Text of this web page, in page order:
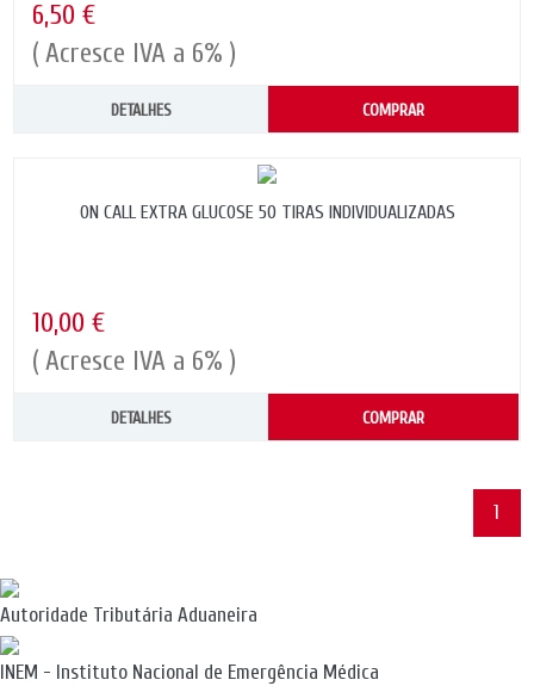
6,50 €
( Acresce IVA a 6% )
DETALHES COMPRAR
ON CALL EXTRA GLUCOSE 50 TIRAS INDIVIDUALIZADAS
10,00 €
( Acresce IVA a 6% )
DETALHES COMPRAR
1
Autoridade Tributária Aduaneira
INEM - Instituto Nacional de Emergência Médica